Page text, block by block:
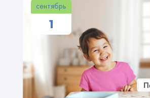
сентябрь
1